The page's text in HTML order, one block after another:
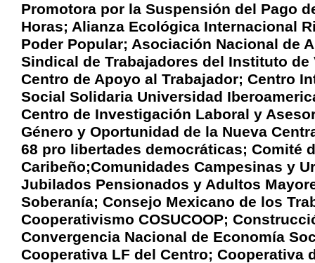
Promotora por la Suspensión del Pago
Horas; Alianza Ecológica Internacional
Poder Popular; Asociación Nacional de
Sindical de Trabajadores del Instituto
Centro de Apoyo al Trabajador; Centro
Social Solidaria Universidad
Centro de Investigación Laboral y
Género y Oportunidad de la Nueva
68 pro libertades democráticas; Comité
Caribeño;Comunidades Campesinas y
Jubilados Pensionados y Adultos
Soberanía; Consejo Mexicano de los
Cooperativismo COSUCOOP;
Convergencia Nacional de Economía
Cooperativa LF del Centro; Cooperativa